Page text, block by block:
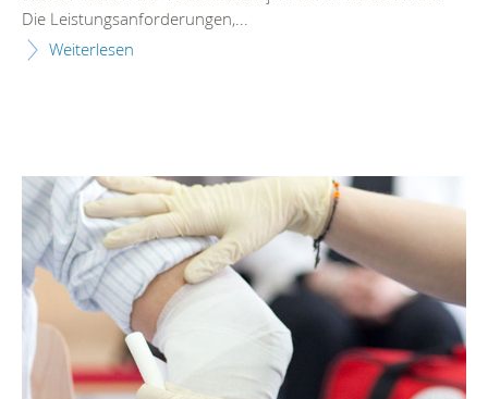
Die Leistungsanforderungen,...
Weiterlesen